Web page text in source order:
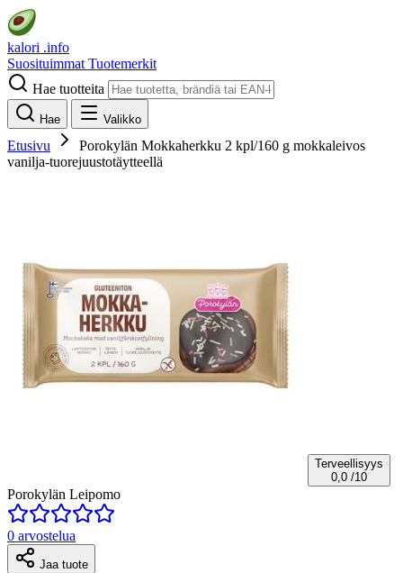
kalori .info
Suosituimmat Tuotemerkit
Hae tuotteita
Hae Valikko
Etusivu
Porokylän Mokkaherkku 2 kpl/160 g mokkaleivos
vanilja-tuorejuustotäytteellä
Terveellisyys
0,0 /10
Porokylän Leipomo
0 arvostelua
Jaa tuote